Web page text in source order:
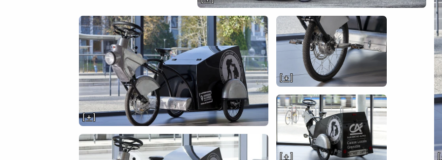
[ + ]
[ + ]
[ + ]